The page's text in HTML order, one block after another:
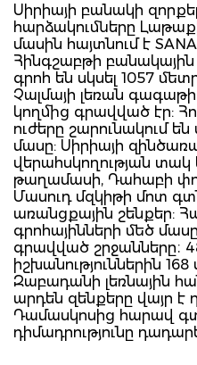
Սիրիայի բանակի
հարձակումները
մասին հայտնում է
Հինգշաբթի
գրոհ են սկսել 1057
Չալմայի լեռան
կողմից գրավված էր:
ուժերը շարունակում
մասը: Սիրիայի
վերահսկողության տակ
թաղամասի, Դահաբի
Մասուդ մզկիթի մոտ
առանցքային շենքեր:
գրոհայինների մեծ
գրավված շրջանները։
իշխանություններին
Զաբադանի լեռնային
արդեն զենքերը վայր է
Դամասկոսից հարավ
դիմադրությունը